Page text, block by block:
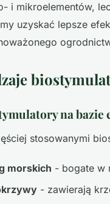
i mikroelementów,
uzyskać lepsze
na
stosowanymi
morskich - bogate w
- zawierają